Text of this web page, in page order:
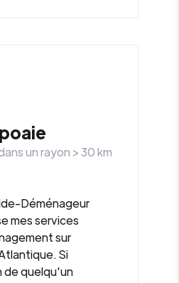
un rayon >30km
Déménageur
mes services
sur
Si
de quelqu'un